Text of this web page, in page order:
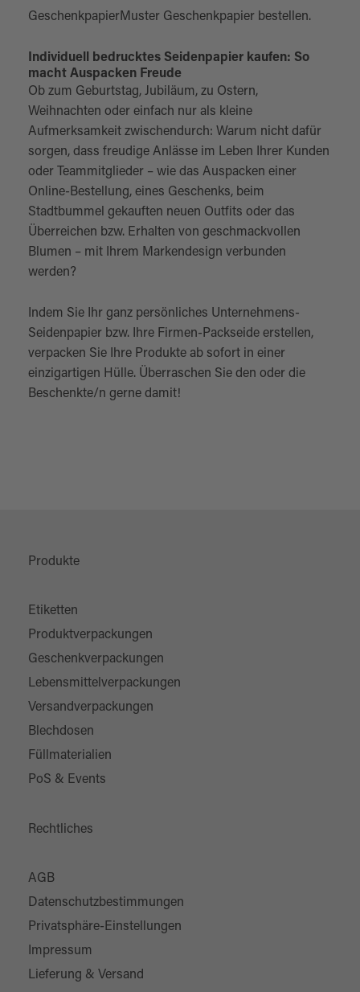
GeschenkpapierMuster Geschenkpapier bestellen.
Individuell bedrucktes Seidenpapier kaufen: So
macht Auspacken Freude
Ob zum Geburtstag, Jubiläum, zu Ostern,
Weihnachten oder einfach nur als kleine
Aufmerksamkeit zwischendurch: Warum nicht dafür
sorgen, dass freudige Anlässe im Leben Ihrer Kunden
oder Teammitglieder – wie das Auspacken einer
Online-Bestellung, eines Geschenks, beim
Stadtbummel gekauften neuen Outfits oder das
Überreichen bzw. Erhalten von geschmackvollen
Blumen – mit Ihrem Markendesign verbunden
werden?
Indem Sie Ihr ganz persönliches Unternehmens-
Seidenpapier bzw. Ihre Firmen-Packseide erstellen,
verpacken Sie Ihre Produkte ab sofort in einer
einzigartigen Hülle. Überraschen Sie den oder die
Beschenkte/n gerne damit!
Produkte
Etiketten
Produktverpackungen
Geschenkverpackungen
Lebensmittelverpackungen
Versandverpackungen
Blechdosen
Füllmaterialien
PoS & Events
Rechtliches
AGB
Datenschutzbestimmungen
Privatsphäre-Einstellungen
Impressum
Lieferung & Versand